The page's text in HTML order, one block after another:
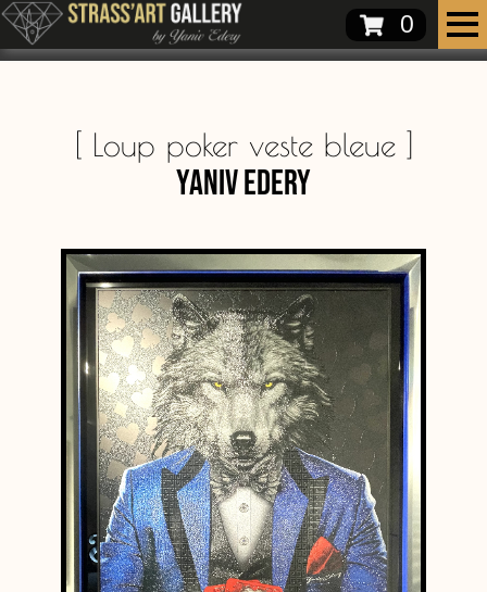
0
[Loup poker veste bleue ]
Yaniv Edery